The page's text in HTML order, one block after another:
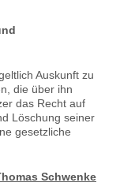
Auskunft zu
die über ihn
das Recht auf
Löschung seiner
gesetzliche
Schwenke